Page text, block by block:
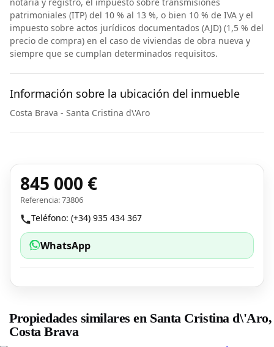
patrimoniales (ITP) del 10 % al 13 %, o bien 10 % de IVA y el
impuesto sobre actos jurídicos documentados (AJD) (1,5 % del
precio de compra) en el caso de viviendas de obra nueva y
siempre que se cumplan determinados requisitos.
Información sobre la ubicación del inmueble
Costa Brava - Santa Cristina d\'Aro
845 000 €
Referencia: 73806
Teléfono: (+34) 935 434 367
WhatsApp
Propiedades similares en Santa Cristina d\'Aro,
Costa Brava